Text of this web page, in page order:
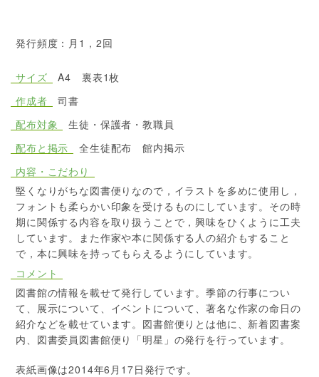
発行頻度：月1，2回
サイズ A4 裏表1枚
作成者 司書
配布対象 生徒・保護者・教職員
配布と掲示 全生徒配布 館内掲示
内容・こだわり
堅くなりがちな図書便りなので，イラストを多めに使用し，
フォントも柔らかい印象を受けるものにしています。その時
期に関係する内容を取り扱うことで，興味をひくように工夫
しています。また作家や本に関係する人の紹介もすること
で，本に興味を持ってもらえるようにしています。
コメント
図書館の情報を載せて発行しています。季節の行事につい
て、展示について、イベントについて、著名な作家の命日の
紹介などを載せています。図書館便りとは他に、新着図書案
内、図書委員図書館便り「明星」の発行を行っています。
表紙画像は2014年6月17日発行です。